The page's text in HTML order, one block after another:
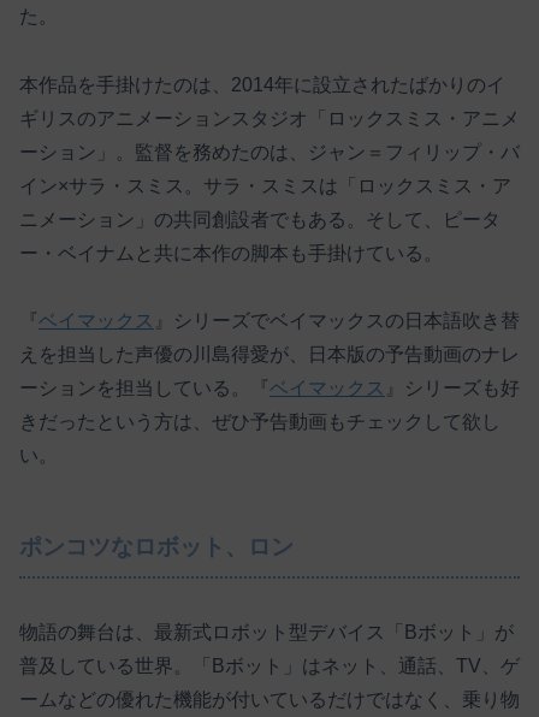
た。
本作品を手掛けたのは、2014年に設立されたばかりのイ
ギリスのアニメーションスタジオ「ロックスミス・アニメ
ーション」。監督を務めたのは、ジャン＝フィリップ・バ
イン×サラ・スミス。サラ・スミスは「ロックスミス・ア
ニメーション」の共同創設者でもある。そして、ピータ
ー・ベイナムと共に本作の脚本も手掛けている。
『ベイマックス 』シリーズでベイマックスの日本語吹き替
えを担当した声優の川島得愛が、日本版の予告動画のナレ
ーションを担当している。『ベイマックス 』シリーズも好
きだったという方は、ぜひ予告動画もチェックして欲し
い。
ポンコツなロボット、ロン
物語の舞台は、最新式ロボット型デバイス「Bボット」が
普及している世界。「Bボット」はネット、通話、TV、ゲ
ームなどの優れた機能が付いているだけではなく、乗り物